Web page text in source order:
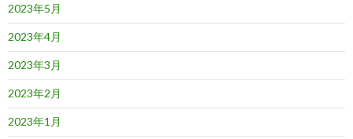
2023年5月
2023年4月
2023年3月
2023年2月
2023年1月